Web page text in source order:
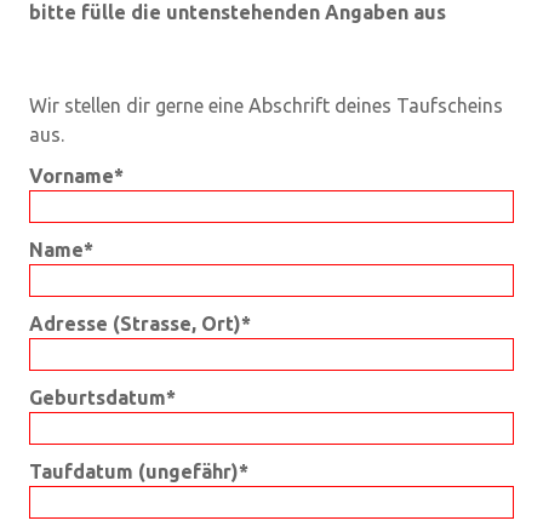
bitte fülle die untenstehenden Angaben aus
Wir stellen dir gerne eine Abschrift deines Taufscheins
aus.
Vorname*
Name*
Adresse (Strasse, Ort)*
Geburtsdatum*
Taufdatum (ungefähr)*